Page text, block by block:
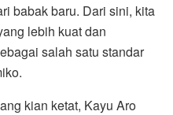
babak baru. Dari sini, kita
lebih kuat dan
salah satu standar
kian ketat, Kayu Aro